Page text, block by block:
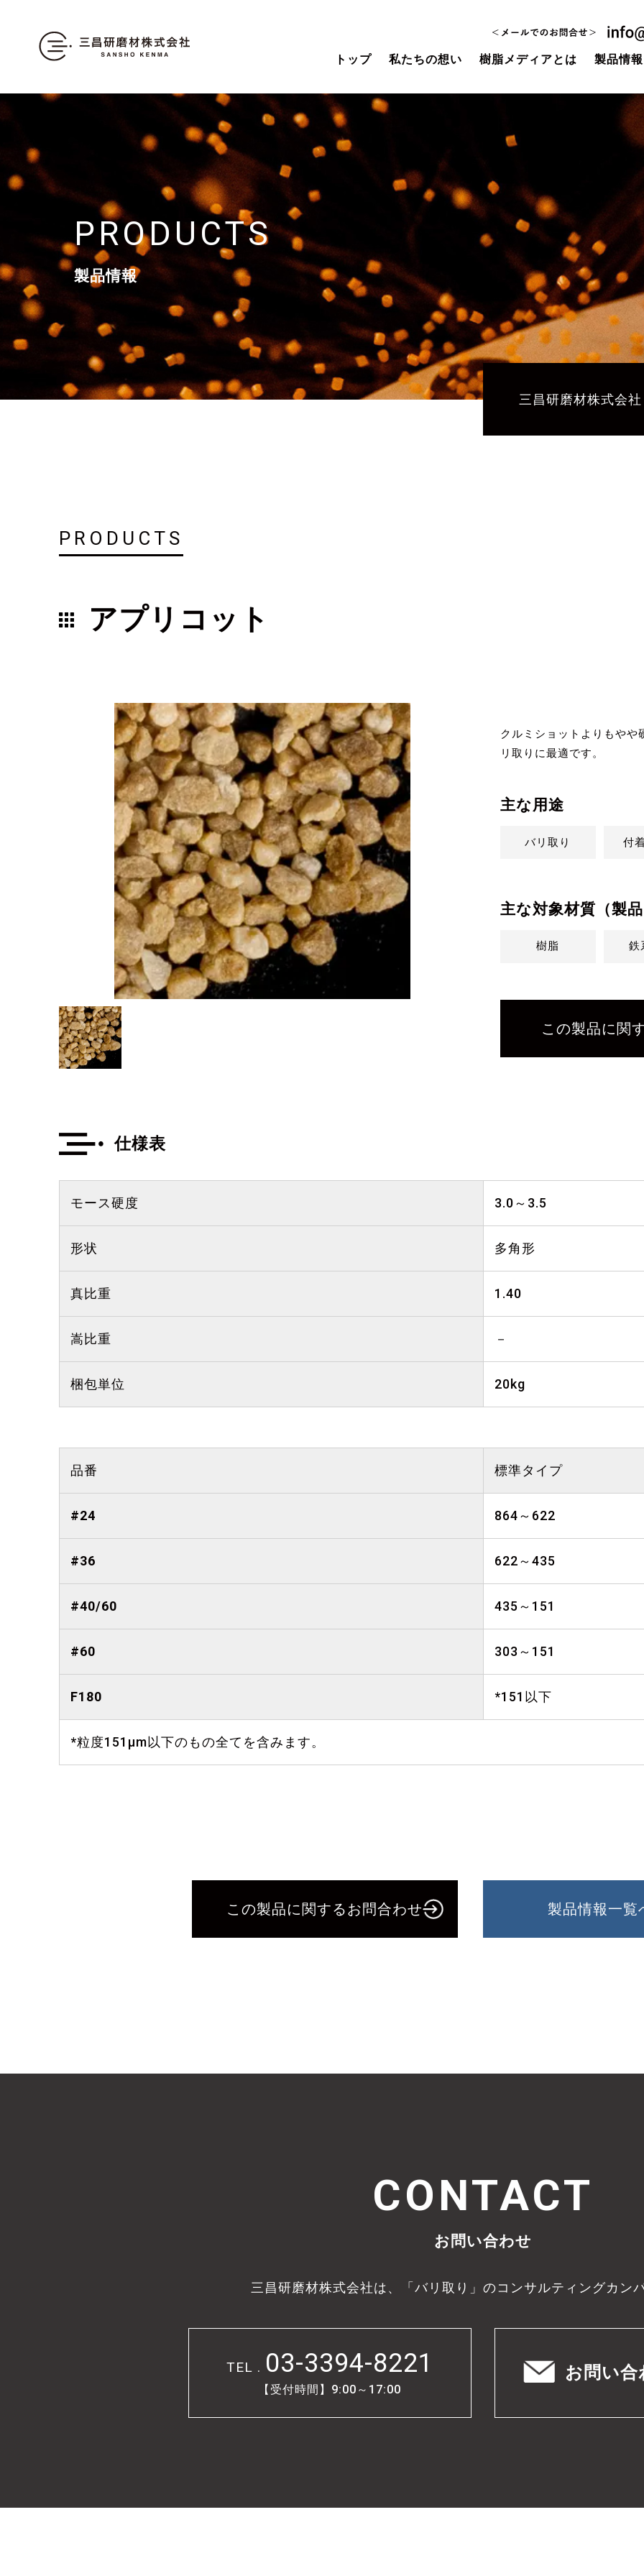
トップ 私たちの想い 樹脂メディアとは 製品情報
PRODUCTS
製品情報
三昌研磨材株式会社
PRODUCTS
アプリコット
クルミショットよりもや
リ取りに最適です。
主な用途
バリ取り 付
主な対象材質（製
樹脂 鉄
この製品に関
仕様表
モース硬度 3.0～3.5
形状 多角形
真比重 1.40
嵩比重 －
梱包単位 20kg
品番 標準タイプ
#24 864～622
#36 622～435
#40/60 435～151
#60 303～151
F180 *151以下
*粒度151μm以下のもの全てを含みます。
この製品に関するお問合わせ 製品情報一覧
CONTACT
お問い合わせ
三昌研磨材株式会社は、「バリ取り」のコンサルティングカン
TEL . 03-3394-8221
【受付時間】9:00～17:00
お問い